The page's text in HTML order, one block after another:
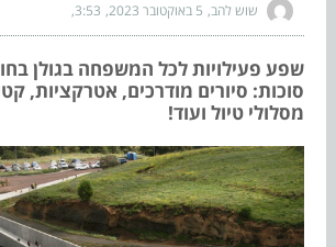
שוש להב 5 באוקטובר 2023 3:53
שפע פעילויות לכל המשפחה בגולן
סוכות: סיורים מודרכים, אטרקציות,
מסלולי טיול ועוד!